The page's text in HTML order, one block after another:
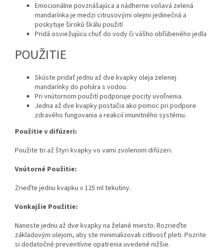
Emocionálne povznášajúca a nádherne voňavá zelená
mandarínka je medzi citrusovými olejmi jedinečná a
poskytuje širokú škálu použití
Pridá osviežujúcu chuť do vody či vášho obľúbeného jedla
POUŽITIE
Skúste pridať jednu až dve kvapky oleja zelenej
mandarínky do pohára s vodou.
Pri vnútornom použití podporuje pocity uvoľnenia.
Jedna až dve kvapky postačia ako pomoc pri podpore
zdravého fungovania a reakcií imunitného systému.
Použitie v difúzeri:
Použite tri až štyri kvapky vo vami zvolenom difúzeri.
Vnútorné Použitie:
Zrieďte jednu kvapku v 125 ml tekutiny.
Vonkajšie Použitie:
Naneste jednu až dve kvapky na želané miesto. Rozrieďte
základovým olejom, aby ste minimalizovali citlivosť pleti. Pozrite
si dodatočné preventívne opatrenia uvedené nižšie.